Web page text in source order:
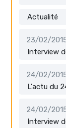
Actualité
23/02/
Interview
24/02/
L'actu du
24/02/
Interview